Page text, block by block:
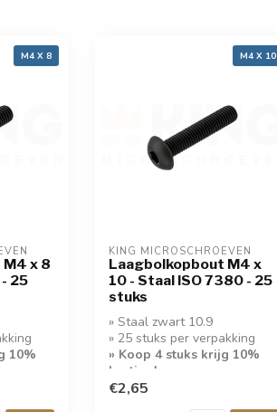
M4 X 8
x 8
25
10%
M4 X 10
KING MICROSCHROEVEN
Laagbolkopbout M4 x
10 - Staal ISO 7380 - 25
stuks
» Staal zwart 10.9
» 25 stuks per verpakking
» Koop 4 stuks krijg 10%
korting!
€2,65